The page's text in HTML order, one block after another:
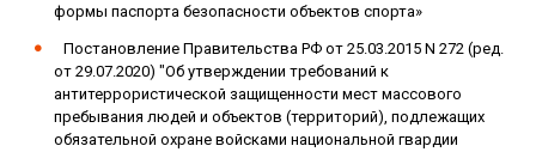
формы паспорта безопасности объектов спорта»
Постановление Правительства РФ от 25.03.2015 N 272 (ред.
от 29.07.2020) "Об утверждении требований к
антитеррористической защищенности мест массового
пребывания людей и объектов (территорий), подлежащих
обязательной охране войсками национальной гвардии